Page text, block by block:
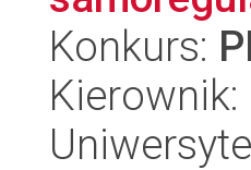
Konkurs: